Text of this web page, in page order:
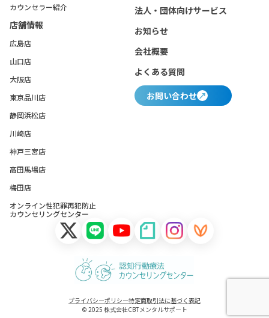
カウンセラー紹介
店舗情報
広島店
山口店
大阪店
東京品川店
静岡浜松店
川崎店
神戸三宮店
高田馬場店
梅田店
オンライン性犯罪再犯防止
カウンセリングセンター
法人・団体向けサービス
お知らせ
会社概要
よくある質問
お問い合わせ
© 2025 株式会社CBTメンタルサポート
プライバシーポリシー特定商取引法に基づく表記